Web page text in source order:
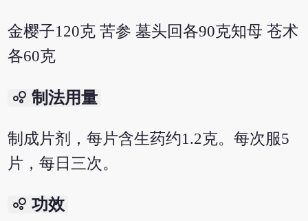
金樱子120克 苦参 墓头回各90克知母 苍术
各60克
bubble_chart 制法用量
制成片剂，每片含生药约1.2克。每次服5
片，每日三次。
bubble_chart 功效